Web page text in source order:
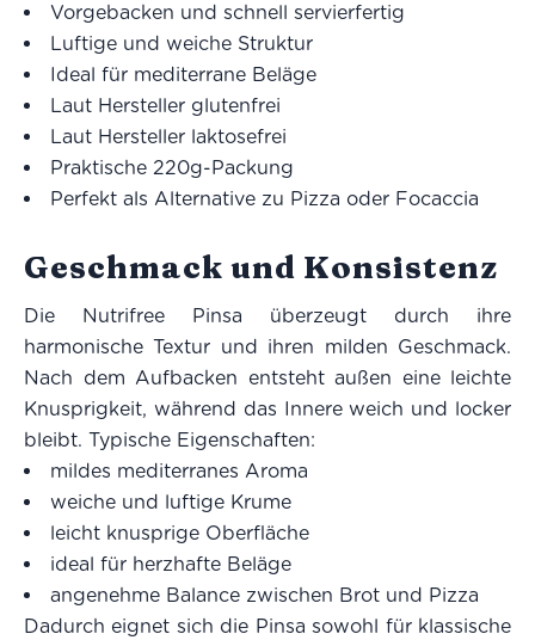
Vorgebacken und schnell servierfertig
Luftige und weiche Struktur
Ideal für mediterrane Beläge
Laut Hersteller glutenfrei
Laut Hersteller laktosefrei
Praktische 220g-Packung
Perfekt als Alternative zu Pizza oder Focaccia
Geschmack und Konsistenz
Die Nutrifree Pinsa überzeugt durch ihre
harmonische Textur und ihren milden Geschmack.
Nach dem Aufbacken entsteht außen eine leichte
Knusprigkeit, während das Innere weich und locker
bleibt. Typische Eigenschaften:
mildes mediterranes Aroma
weiche und luftige Krume
leicht knusprige Oberfläche
ideal für herzhafte Beläge
angenehme Balance zwischen Brot und Pizza
Dadurch eignet sich die Pinsa sowohl für klassische